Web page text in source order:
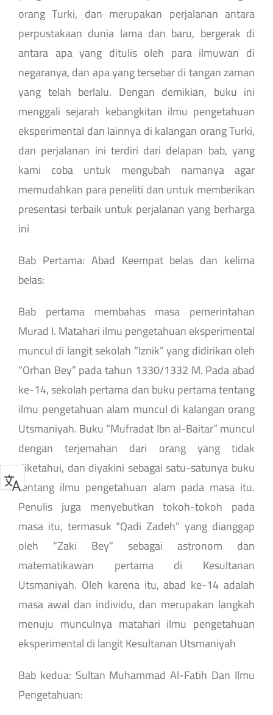
orang Turki, dan merupakan perjalanan antara
perpustakaan dunia lama dan baru, bergerak di
antara apa yang ditulis oleh para ilmuwan di
negaranya, dan apa yang tersebar di tangan zaman
yang telah berlalu. Dengan demikian, buku ini
menggali sejarah kebangkitan ilmu pengetahuan
eksperimental dan lainnya di kalangan orang Turki,
dan perjalanan ini terdiri dari delapan bab, yang
kami coba untuk mengubah namanya agar
memudahkan para peneliti dan untuk memberikan
presentasi terbaik untuk perjalanan yang berharga
ini
Bab Pertama: Abad Keempat belas dan kelima
belas:
Bab pertama membahas masa pemerintahan
Murad I. Matahari ilmu pengetahuan eksperimental
muncul di langit sekolah “Iznik” yang didirikan oleh
“Orhan Bey” pada tahun 1330/1332 M. Pada abad
ke-14, sekolah pertama dan buku pertama tentang
ilmu pengetahuan alam muncul di kalangan orang
Utsmaniyah. Buku “Mufradat Ibn al-Baitar” muncul
dengan terjemahan dari orang yang tidak
diketahui, dan diyakini sebagai satu-satunya buku
tentang ilmu pengetahuan alam pada masa itu.
Penulis juga menyebutkan tokoh-tokoh pada
masa itu, termasuk “Qadi Zadeh” yang dianggap
oleh “Zaki Bey” sebagai astronom dan
matematikawan pertama di Kesultanan
Utsmaniyah. Oleh karena itu, abad ke-14 adalah
masa awal dan individu, dan merupakan langkah
menuju munculnya matahari ilmu pengetahuan
eksperimental di langit Kesultanan Utsmaniyah
Bab kedua: Sultan Muhammad Al-Fatih Dan Ilmu
Pengetahuan: